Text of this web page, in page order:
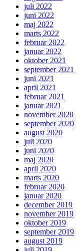
juli 2022
juni 2022
maj 2022
marts 2022
februar 2022
januar 2022
oktober 2021
september 2021
juni 2021
april 2021
februar 2021
januar 2021
november 2020
september 2020
august 2020
juli 2020
juni 2020
maj 2020
april 2020
marts 2020
februar 2020
januar 2020
december 2019
november 2019
oktober 2019
september 2019
august 2019